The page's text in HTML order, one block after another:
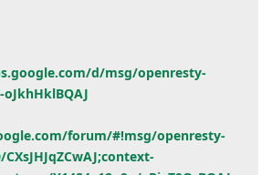
d/msg/openresty-
oJkhHklBQAJ
forum/#!msg/openresty-
context-